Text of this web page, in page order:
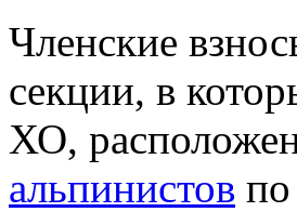
Членские
секции, в
ХО,
альпинистов по